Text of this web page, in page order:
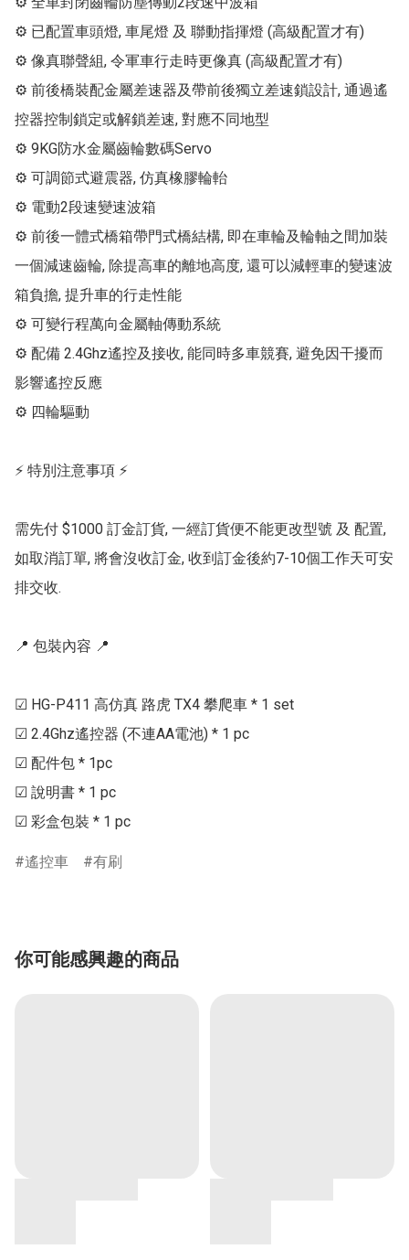
⚙ 已配置車頭燈, 車尾燈 及 聯動指揮燈 (高級配置才有)
⚙ 像真聯聲組, 令軍車行走時更像真 (高級配置才有)
⚙ 前後橋裝配金屬差速器及帶前後獨立差速鎖設計, 通過遙
控器控制鎖定或解鎖差速, 對應不同地型
⚙ 9KG防水金屬齒輪數碼Servo
⚙ 可調節式避震器, 仿真橡膠輪軩
⚙ 電動2段速變速波箱
⚙ 前後一體式橋箱帶門式橋結構, 即在車輪及輪軸之間加裝
一個減速齒輪, 除提高車的離地高度, 還可以減輕車的變速波
箱負擔, 提升車的行走性能
⚙ 可變行程萬向金屬軸傳動系統
⚙ 配備 2.4Ghz遙控及接收, 能同時多車競賽, 避免因干擾而
影響遙控反應
⚙ 四輪驅動
⚡ 特別注意事項 ⚡
需先付 $1000 訂金訂貨, 一經訂貨便不能更改型號 及 配置,
如取消訂單, 將會沒收訂金, 收到訂金後約7-10個工作天可安
排交收.
📍 包裝內容 📍
☑ HG-P411 高仿真 路虎 TX4 攀爬車 * 1 set
☑ 2.4Ghz遙控器 (不連AA電池) * 1 pc
☑ 配件包 * 1pc
☑ 說明書 * 1 pc
☑ 彩盒包裝 * 1 pc
遙控車 有刷
你可能感興趣的商品